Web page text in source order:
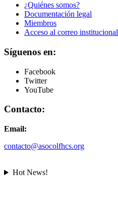
¿Quiénes somos?
Documentación legal
Miembros
Acceso al correo institucional
Síguenos en:
Facebook
Twitter
YouTube
Contacto:
Email:
contacto@asocolfhcs.org
Hot News!